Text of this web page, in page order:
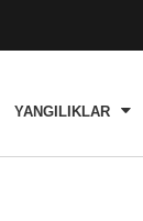
YANGILIKLAR